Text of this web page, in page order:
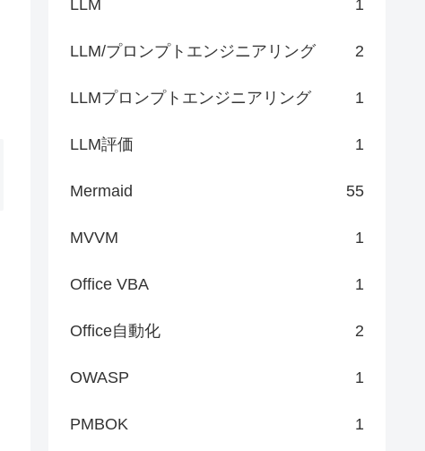
LLM 1
LLM/プロンプトエンジニアリング 2
LLMプロンプトエンジニアリング 1
LLM評価 1
Mermaid 55
MVVM 1
Office VBA 1
Office自動化 2
OWASP 1
PMBOK 1